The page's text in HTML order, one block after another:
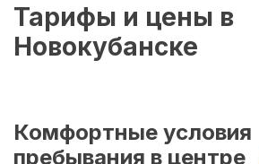
Тарифы и цены в
Новокубанске
Комфортные условия
пребывания в центре